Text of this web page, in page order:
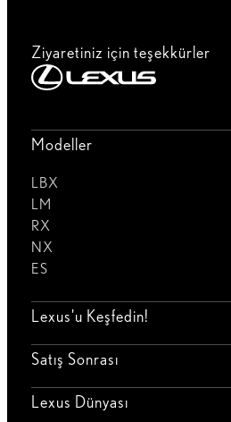
Ziyaretiniz için teşekkürler
Modeller
LBX
LM
RX
NX
ES
Lexus'u Keşfedin!
Satış Sonrası
Lexus Dünyası